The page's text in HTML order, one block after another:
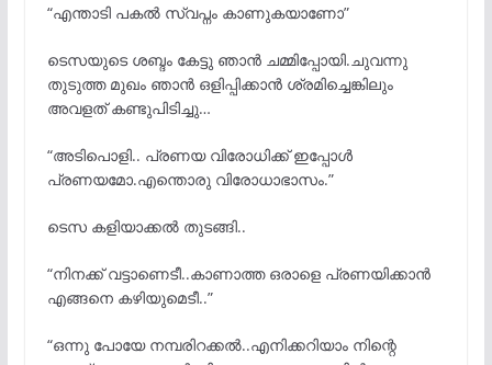
“എന്താടി പകൽ സ്വപ്നം കാണുകയാണോ”
ടെസയുടെ ശബ്ദം കേട്ടു ഞാൻ ചമ്മിപ്പോയി.ചുവന്നു
തുടുത്ത മുഖം ഞാൻ ഒളിപ്പിക്കാൻ ശ്രമിച്ചെങ്കിലും
അവളത് കണ്ടുപിടിച്ചു…
“അടിപൊളി.. പ്രണയ വിരോധിക്ക് ഇപ്പോൾ
പ്രണയമോ.എന്തൊരു വിരോധാഭാസം.”
ടെസ കളിയാക്കൽ തുടങ്ങി..
“നിനക്ക് വട്ടാണെടീ..കാണാത്ത ഒരാളെ പ്രണയിക്കാൻ
എങ്ങനെ കഴിയുമെടീ..”
“ഒന്നു പോയേ നമ്പരിറക്കൽ..എനിക്കറിയാം നിന്റെ